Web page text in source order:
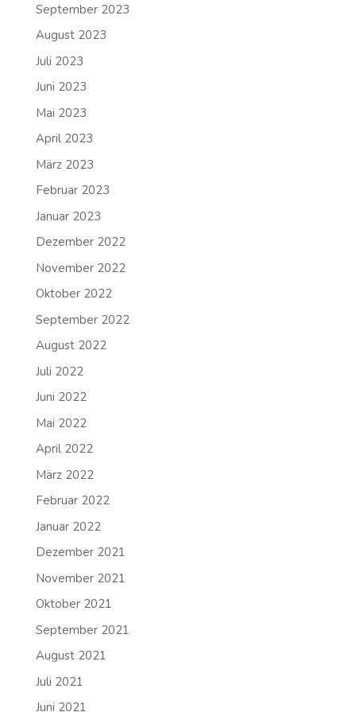
September 2023
August 2023
Juli 2023
Juni 2023
Mai 2023
April 2023
März 2023
Februar 2023
Januar 2023
Dezember 2022
November 2022
Oktober 2022
September 2022
August 2022
Juli 2022
Juni 2022
Mai 2022
April 2022
März 2022
Februar 2022
Januar 2022
Dezember 2021
November 2021
Oktober 2021
September 2021
August 2021
Juli 2021
Juni 2021